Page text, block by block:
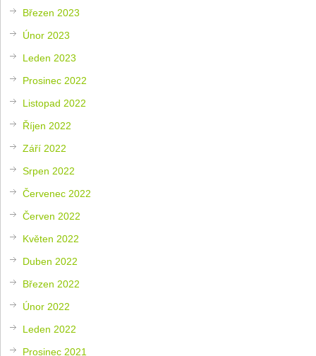
Březen 2023
Únor 2023
Leden 2023
Prosinec 2022
Listopad 2022
Říjen 2022
Září 2022
Srpen 2022
Červenec 2022
Červen 2022
Květen 2022
Duben 2022
Březen 2022
Únor 2022
Leden 2022
Prosinec 2021